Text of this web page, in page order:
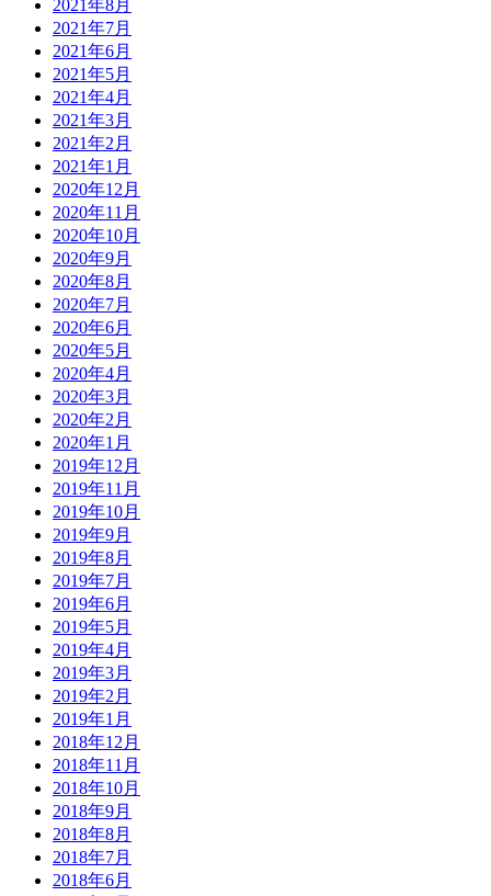
2021年8月
2021年7月
2021年6月
2021年5月
2021年4月
2021年3月
2021年2月
2021年1月
2020年12月
2020年11月
2020年10月
2020年9月
2020年8月
2020年7月
2020年6月
2020年5月
2020年4月
2020年3月
2020年2月
2020年1月
2019年12月
2019年11月
2019年10月
2019年9月
2019年8月
2019年7月
2019年6月
2019年5月
2019年4月
2019年3月
2019年2月
2019年1月
2018年12月
2018年11月
2018年10月
2018年9月
2018年8月
2018年7月
2018年6月